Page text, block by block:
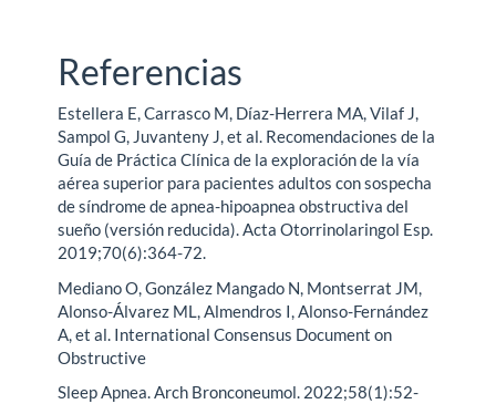
Referencias
Estellera E, Carrasco M, Díaz-Herrera MA, Vilaf J,
Sampol G, Juvanteny J, et al. Recomendaciones de la
Guía de Práctica Clínica de la exploración de la vía
aérea superior para pacientes adultos con sospecha
de síndrome de apnea-hipoapnea obstructiva del
sueño (versión reducida). Acta Otorrinolaringol Esp.
2019;70(6):364-72.
Mediano O, González Mangado N, Montserrat JM,
Alonso-Álvarez ML, Almendros I, Alonso-Fernández
A, et al. International Consensus Document on
Obstructive
Sleep Apnea. Arch Bronconeumol. 2022;58(1):52-